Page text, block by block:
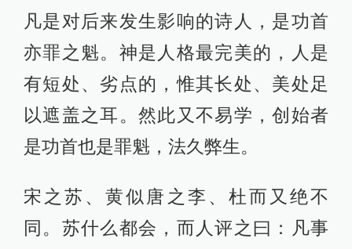
凡是对后来发生影响的诗人，是功首
亦罪之魁。神是人格最完美的，人是
有短处、劣点的，惟其长处、美处足
以遮盖之耳。然此又不易学，创始者
是功首也是罪魁，法久弊生。
宋之苏、黄似唐之李、杜而又绝不
同。苏什么都会，而人评之曰：凡事